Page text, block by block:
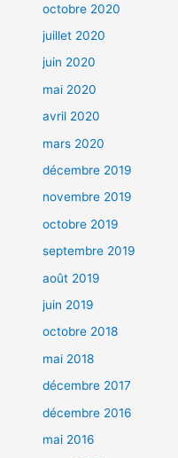
octobre 2020
juillet 2020
juin 2020
mai 2020
avril 2020
mars 2020
décembre 2019
novembre 2019
octobre 2019
septembre 2019
août 2019
juin 2019
octobre 2018
mai 2018
décembre 2017
décembre 2016
mai 2016